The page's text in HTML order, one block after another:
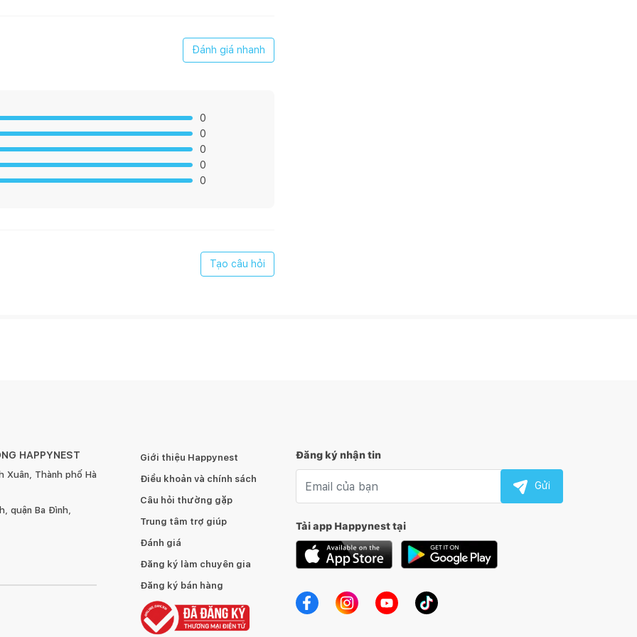
kiệm hơn 80% điện năng so với đèn sợi đốt, Tuổi thọ dài
Đánh giá nhanh
0
0
0
0
0
Tạo câu hỏi
HAPPYNEST
Xuân, Thành phố Hà
quận Ba Đình,
Giới thiệu Happynest
Điều khoản và chính sách
Câu hỏi thường gặp
Trung tâm trợ giúp
Đánh giá
Đăng ký làm chuyên gia
Đăng ký bán hàng
Đăng ký nhận tin
Gửi
Tải app Happynest tại